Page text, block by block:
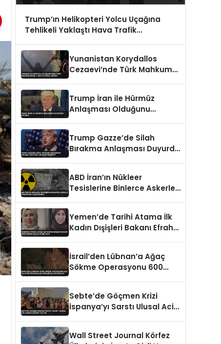
Trump’ın Helikopteri Yolcu Uçağına
Tehlikeli Yaklaştı Hava Trafik
Yunanistan Korydallos
Cezaevi’nde Türk Mahkum
Trump İran ile Hürmüz
Anlaşması Olduğunu
Trump Gazze’de Silah
Bırakma Anlaşması Duyurdu
ABD İran’ın Nükleer
Tesislerine Binlerce Askerle
Yemen’de Tarihi Atama İlk
Kadın Dışişleri Bakanı Efrah
İsrail’den Lübnan’a Ağaç
Sökme Operasyonu 600
Sebte’de Göçmen Krizi
İspanya’yı Sarstı Ulusal Acil
Wall Street Journal Körfez